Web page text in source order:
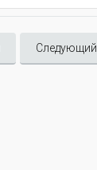
Следующий